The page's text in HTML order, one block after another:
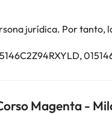
contáctanos.
jurídica. Por
Magenta -